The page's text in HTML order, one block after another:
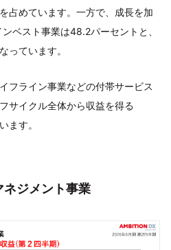
占めています。一方で、成長を加
ベスト事業は48.2パーセントと、
っています。
フライン事業などの付帯サービス
サイクル全体から収益を得る
ます。
ジメント事業